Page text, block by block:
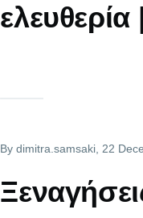
Bydimitra.samsaki , 22